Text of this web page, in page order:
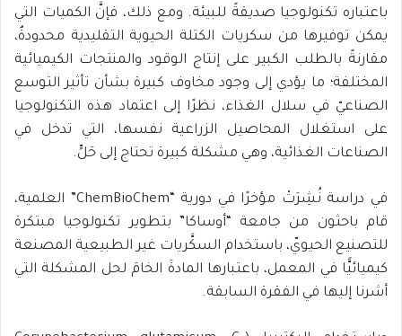
باعتباره تكنولوجيا صديقةً للبيئة. ومع ذلك، فإنَّ الكميات التي
يمكن توفيرها من سكريات الكتلة الحيوية التقليدية محدودةٌ،
مقارنةً بالطلب الكبير على إنتاج الوقود والمنتجات الكيميائية
المختلفة؛ ما يؤدي إلى وجود مخاوف كبيرة بشأن تأثير التوسع
الصناعيّ في سلال الغذاء، نظرًا إلى اعتماد هذه التكنولوجيا
على استغلال المحاصيل الزراعية نفسها، التي تدخل في
الصناعات الغذائية، وهي مشكلة كبيرة تحتاج إلى حَلٍّ.
في دراسة نُشِرَتْ مؤخرًا في دورية “ChemBioChem” العلمية،
قام باحثون من جامعة “أوساكا” بتطوير تكنولوجيا مبتكرة
للتصنيع الحيويّ، باستخدام السكَّريات غير الطبيعية المصنعة
كيميائيًّا في المعمل، باعتبارها المادةَ الخامَ لحل المشكلة التي
أشرنا إليها في الفقرة السابقة.